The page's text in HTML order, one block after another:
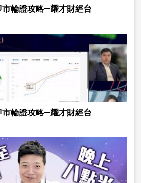
市輪證攻略—耀才財經台
市輪證攻略—耀才財經台